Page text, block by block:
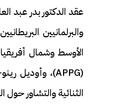
عقد الدكتور بدر عبد
الأوسط وشمال
الثنائية والتشاور